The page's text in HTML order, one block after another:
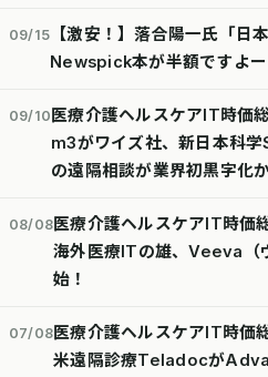
09/15
【激安！】落合陽一氏「日
Newspick本が半額ですよー
09/10医療介護ヘルスケアIT時価
m3がワイズ社、新日本科
の遠隔相談が業界初黒字化
08/08医療介護ヘルスケアIT時価
海外医療ITの雄、Veeva（
始！
07/08医療介護ヘルスケアIT時価
米遠隔診療Teladocが